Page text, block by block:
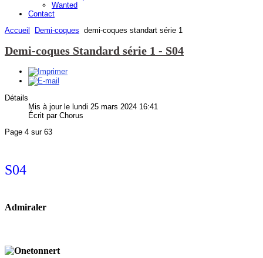
Wanted
Contact
Accueil
Demi-coques demi-coques standart série 1
Demi-coques Standard série 1 - S04
Détails
Mis à jour le lundi 25 mars 2024 16:41
Écrit par Chorus
Page 4 sur 63
S04
Admiraler